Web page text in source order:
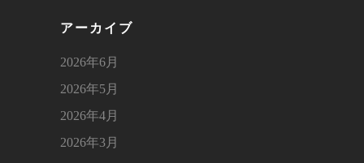
アーカイブ
2026年6月
2026年5月
2026年4月
2026年3月